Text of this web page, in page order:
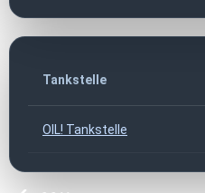
Tankstelle
OIL! Tankstelle